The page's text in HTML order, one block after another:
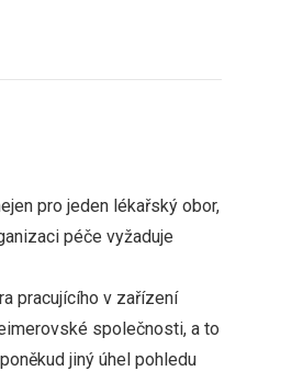
pro jeden lékařský obor,
péče vyžaduje
pracujícího v zařízení
společnosti, a to
jiný úhel pohledu